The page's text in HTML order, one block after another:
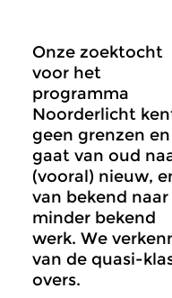
Onze zoektocht
voor het
programma
Noorderlicht
geen grenzen en
gaat van oud
(vooral) nieuw,
van bekend naar
minder bekend
werk. We
van de quasi-
overs.